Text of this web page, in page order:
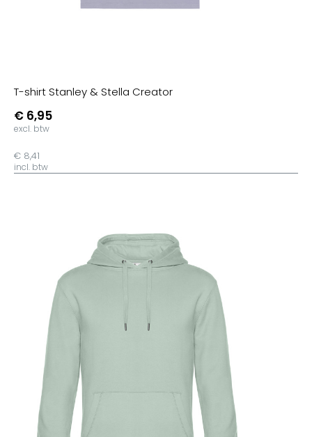
T-shirt Stanley & Stella Creator
€ 6,95
excl. btw
€ 8,41
incl. btw